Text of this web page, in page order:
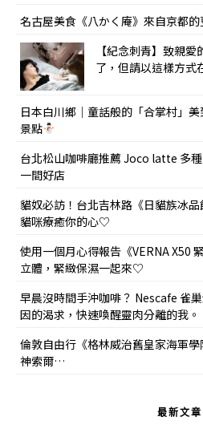
名古屋美食《八かく庵》來自京都
【紀念刺青】致親
了，但請以這樣方式
日本白川鄉｜童話般的「合掌村」
景點
台北松山咖啡廳推薦 Joco latte 多
一間好店
貓奴必訪！台北吉林路《日貓族冰
貓咪療癒你的心♡
使用一個月心得報告《VERNA X50
立體，緊緻保濕一起來♡
早晨沒時間手沖咖啡？ Nescafe 雀
因的渴求，快速喚醒靈肉分離的我。
倫敦自由行《格林威治舊皇家海軍
神索爾…
最新文章